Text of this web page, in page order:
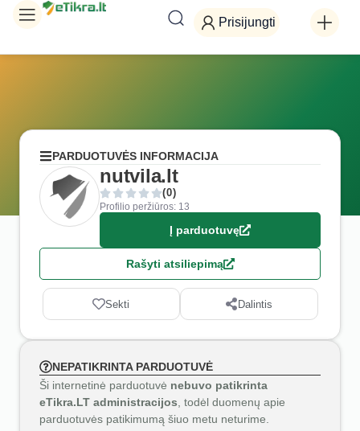
Prisijungti
PARDUOTUVĖS INFORMACIJA
nutvila.lt
(0)
Profilio peržiūros: 13
Į parduotuvę
Rašyti atsiliepimą
Sekti Dalintis
NEPATIKRINTA PARDUOTUVĖ
Ši internetinė parduotuvė nebuvo patikrinta
eTikra.LT administracijos , todėl duomenų apie
parduotuvės patikimumą šiuo metu neturime.